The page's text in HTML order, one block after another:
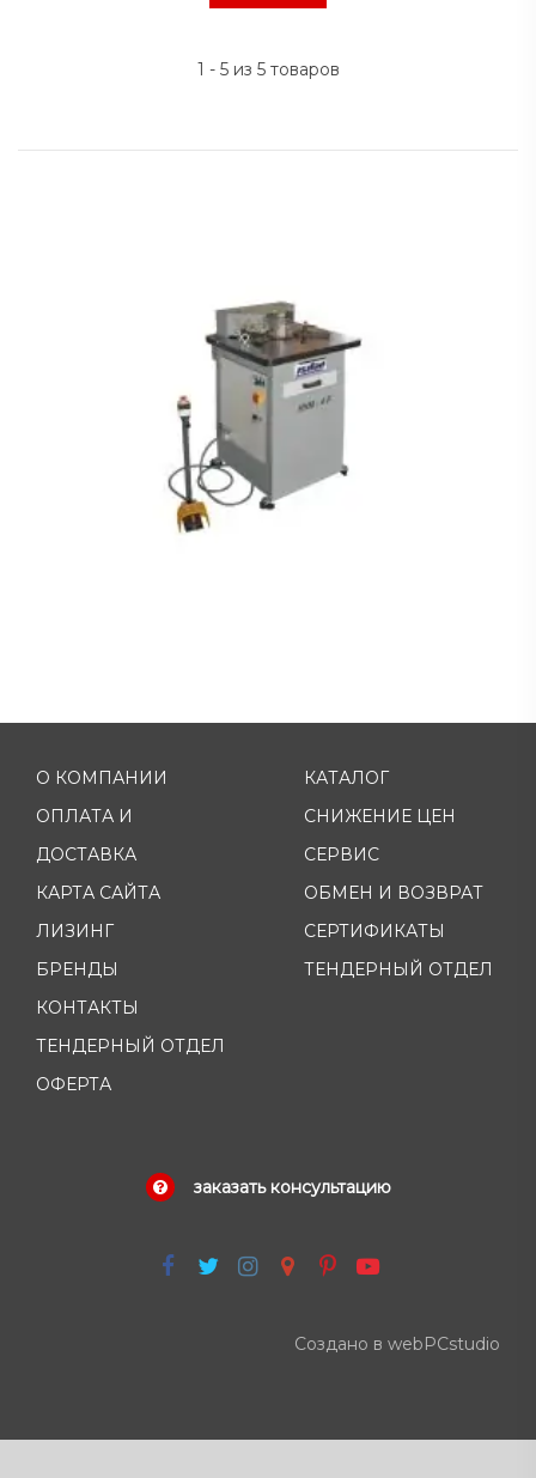
1 - 5 из 5 товаров
О КОМПАНИИ
ОПЛАТА И
ДОСТАВКА
КАРТА САЙТА
ЛИЗИНГ
БРЕНДЫ
КОНТАКТЫ
ТЕНДЕРНЫЙ ОТДЕЛ
ОФЕРТА
КАТАЛОГ
СНИЖЕНИЕ ЦЕН
СЕРВИС
ОБМЕН И ВОЗВРАТ
СЕРТИФИКАТЫ
ТЕНДЕРНЫЙ ОТДЕЛ
заказать консультацию
Создано в webPCstudio